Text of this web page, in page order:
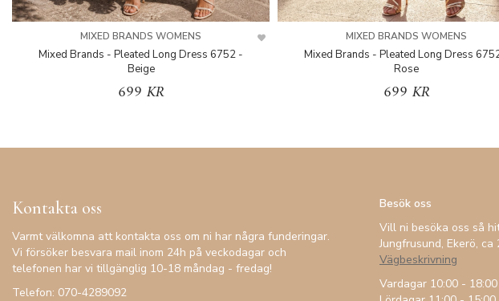
MIXED BRANDS WOMENS
Mixed Brands - Pleated Long Dress 6752 -
Beige
699 KR
MIXED BRANDS WOMENS
Mixed Brands - Pleated Long Dress
Rose
699 KR
Kontakta oss
Varmt välkomna att kontakta oss om ni har några funderingar.
Vi försöker besvara mail inom 24h på veckodagar och
telefonen har vi tillgänglig 10-18 måndag - fredag!
Telefon: 070-4289092
Besök oss
Vill ni besöka oss så
Jungfrusund, Ekerö,
Vägbeskrivning
Vardagar 10:00 - 18:00